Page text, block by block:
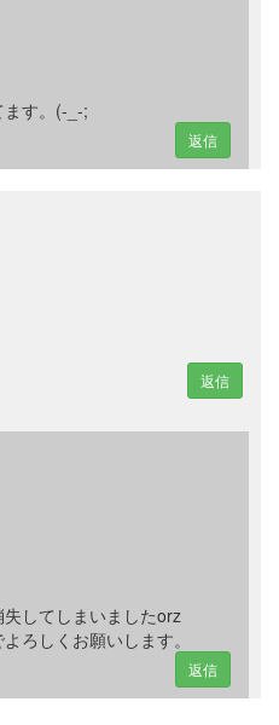
す。(-_-;
返信
返信
してしまいましたorz
ろしくお願いします。
返信